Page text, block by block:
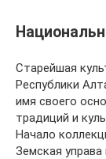
Старейшая
Республики
имя своего
традиций и
Начало
Земская